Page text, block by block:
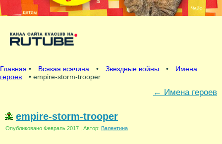
Главная • Всякая всячина • Звездные войны •
Имена
героев
• empire-storm-trooper
← Имена героев
empire-storm-trooper
Опубликовано Февраль 2017 | Автор: Валентина